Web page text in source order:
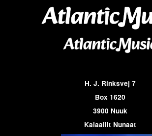
H. J. Rinksvej 7
Box 1620
3900 Nuuk
Kalaallit Nunaat